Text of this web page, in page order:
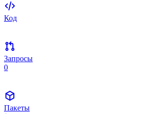
Код
Запросы
0
Пакеты